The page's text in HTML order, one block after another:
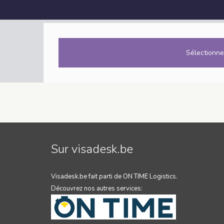
Sur visadesk.be
Visadesk.be fait parti de ON TIME Logistics.
Découvrez nos autres services: